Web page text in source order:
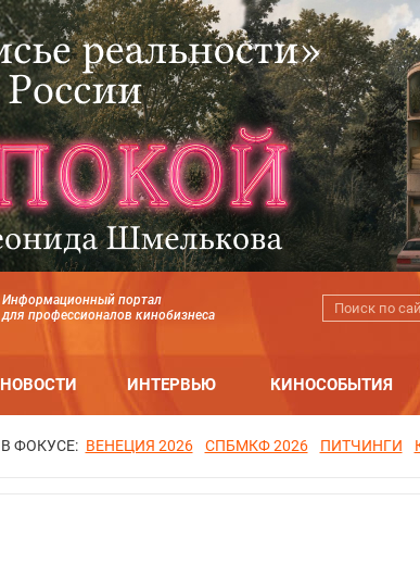
Информационный портал
для профессионалов кинобизнеса
НОВОСТИ ИНТЕРВЬЮ КИНОСОБЫТИЯ
В ФОКУСЕ: ВЕНЕЦИЯ 2026 СПБМКФ 2026 ПИТЧИНГИ